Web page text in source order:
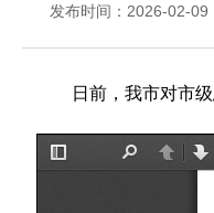
发布时间：2026-02-09
日前，我市对市